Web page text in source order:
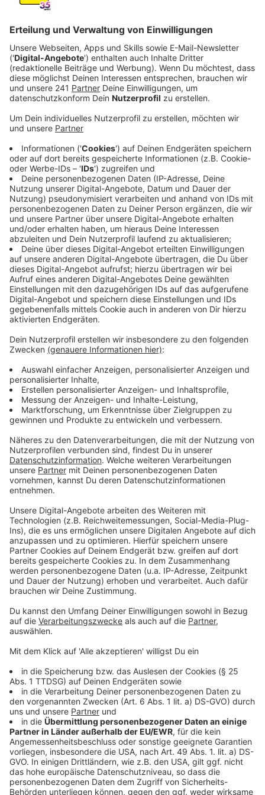
euch erreichbar.
Veröffentlicht:Freitag, 21.11.2025 16:43
Anzeige
Baumaßnahmen
Anzeige
Zuerst sollen in den jeweiligen Abschnitten die
Gehwege erneuert werden, dafür müssen unter
anderem auch die Grünflächen rund um die Bäume
entsiegelt werden. Sind die Arbeiten erledigt, soll die
Straße abgefräst, die Entwässerung verändert und
anschließend neuer Asphalt aufgebracht werden.
Anzeige
Dauer
Anzeige
nicht alle bedeuten aber immer eine Vollsperrung.
Dennoch dauert die Sanierung: die Stadt plant
Sperrungen bis Ende Oktober 2026. Während der
gesamten Zeit werden die Linienbusse 202, E12 und
227 fährt über die Bensberger Straße. Die
Ersatzhaltestellen auf der Mühlheimer Straße (nur in
Richtung Opladen) und auf der Bensberger Straße
werden auf Höhe der Einmündung Saarstraße
Anzeige
Weitere Meldungen aus unserer Stadt
Anzeige
Wo kann der Beton in Leverkusen weg?
Schüler müssen keine Steuern mehr in Leverkusen
zahlen
Leverkusen: Trauer um Dieter Herzog
Anzeige